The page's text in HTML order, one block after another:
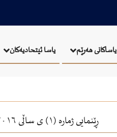
یاساکانی هەرێم یاسا ئيتحاديەكان
ڕێنمايی ژمارە (١) ی ساڵی ٢٠١٦ وەزارەتی پلان دانان